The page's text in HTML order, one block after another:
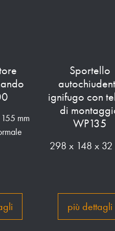
mm
Sportello
ignifugo con
di
WP135
298 x 148 x 32
più dettagli